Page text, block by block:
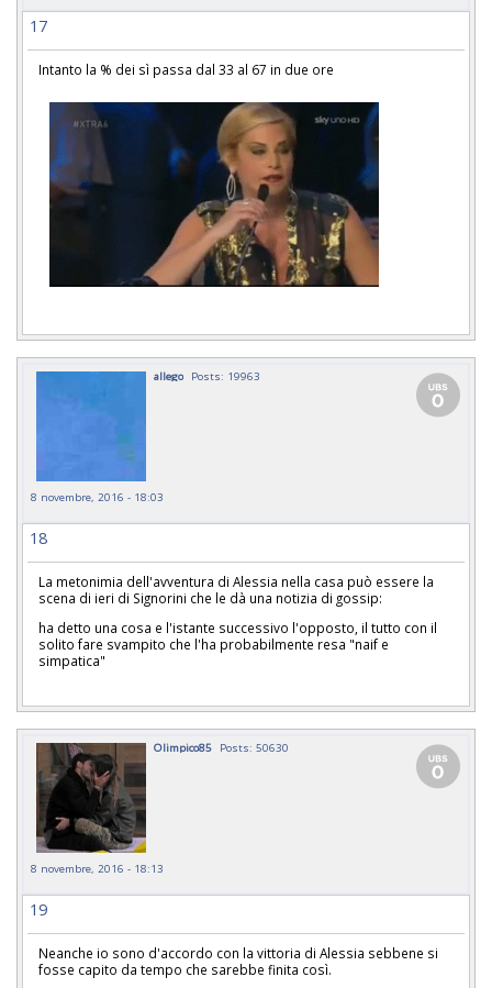
17
Intanto la % dei sì passa dal 33 al 67 in due ore
allego Posts: 19963
8 novembre, 2016 - 18:03
18
La metonimia dell'avventura di Alessia nella casa può essere la
scena di ieri di Signorini che le dà una notizia di gossip:
ha detto una cosa e l'istante successivo l'opposto, il tutto con il
solito fare svampito che l'ha probabilmente resa "naif e
simpatica"
Olimpico85 Posts: 50630
8 novembre, 2016 - 18:13
19
Neanche io sono d'accordo con la vittoria di Alessia sebbene si
fosse capito da tempo che sarebbe finita così.